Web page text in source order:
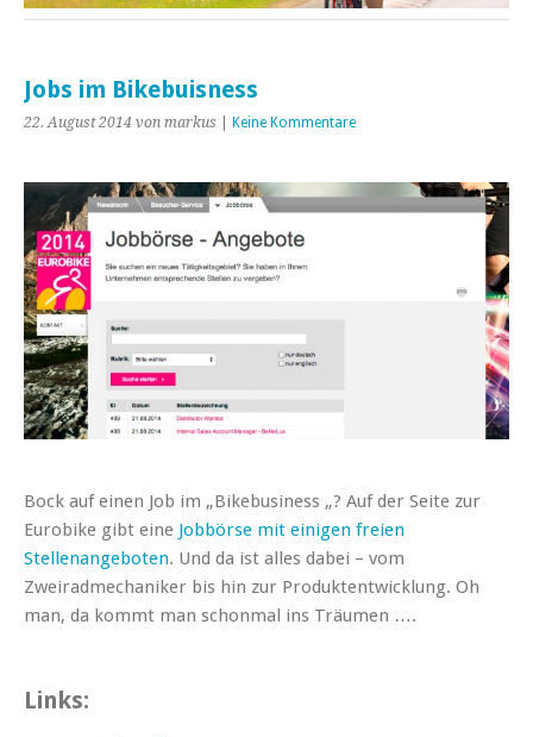
Jobs im Bikebuisness
22. August 2014 von markus Keine Kommentare
Bock auf einen Job im „Bikebusiness „? Auf der Seite zur
Eurobike gibt eine Jobbörse mit einigen freien
Stellenangeboten. Und da ist alles dabei – vom
Zweiradmechaniker bis hin zur Produktentwicklung. Oh
man, da kommt man schonmal ins Träumen ….
Links: